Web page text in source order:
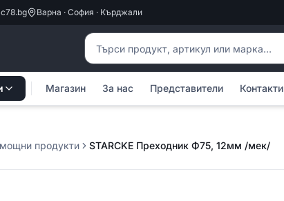
Варна · София · Кърджали
Търсене на продукти
Магазин За нас Представители Контакти
продукти STARCKE Преходник Ф75, 12мм /мек/